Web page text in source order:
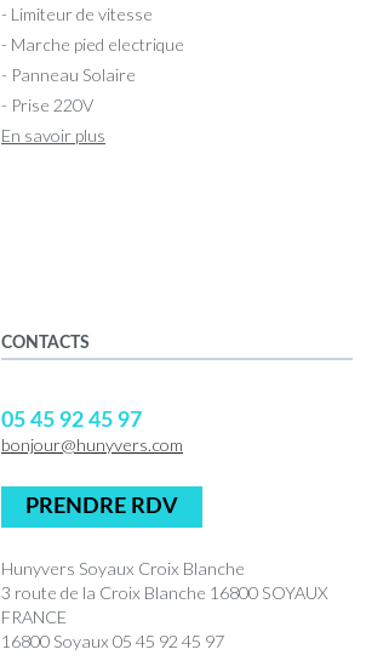
- Limiteur de vitesse
- Marche pied electrique
- Panneau Solaire
- Prise 220V
En savoir plus
CONTACTS
05 45 92 45 97
bonjour@hunyvers.com
PRENDRE RDV
Hunyvers Soyaux Croix Blanche
3 route de la Croix Blanche 16800 SOYAUX
FRANCE
16800 Soyaux 05 45 92 45 97